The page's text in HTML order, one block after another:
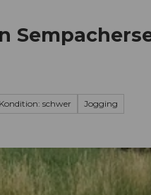
Kondition: schwer Jogging